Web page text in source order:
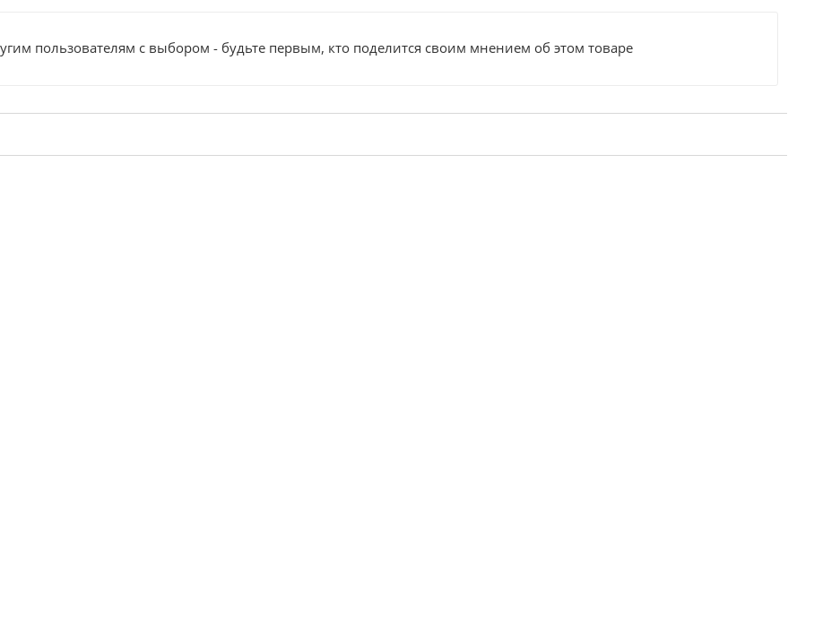
пользователям с выбором - будьте первым, кто поделится своим мнением об этом товаре